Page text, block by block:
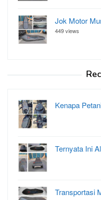
Jok Motor
449 views
Kenapa
Ternyata Ini
Transportasi